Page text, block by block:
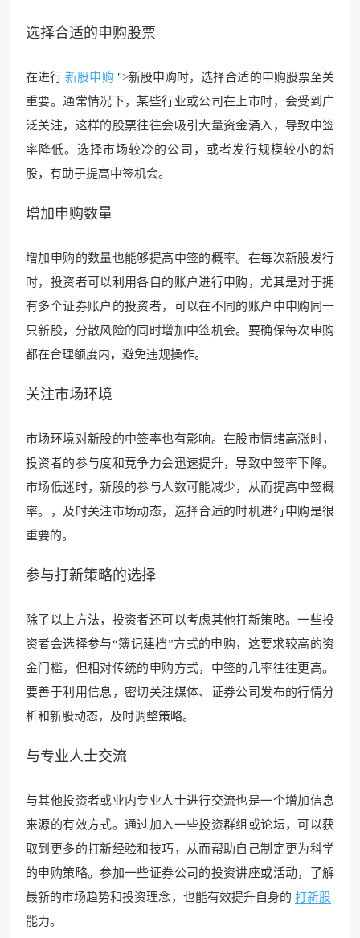
选择合适的申购股票
在进行 新股申购 ">新股申购时，选择合适的申购股票至关
重要。通常情况下，某些行业或公司在上市时，会受到广
泛关注，这样的股票往往会吸引大量资金涌入，导致中签
率降低。选择市场较冷的公司，或者发行规模较小的新
股，有助于提高中签机会。
增加申购数量
增加申购的数量也能够提高中签的概率。在每次新股发行
时，投资者可以利用各自的账户进行申购，尤其是对于拥
有多个证券账户的投资者，可以在不同的账户中申购同一
只新股，分散风险的同时增加中签机会。要确保每次申购
都在合理额度内，避免违规操作。
关注市场环境
市场环境对新股的中签率也有影响。在股市情绪高涨时，
投资者的参与度和竞争力会迅速提升，导致中签率下降。
市场低迷时，新股的参与人数可能减少，从而提高中签概
率。，及时关注市场动态，选择合适的时机进行申购是很
重要的。
参与打新策略的选择
除了以上方法，投资者还可以考虑其他打新策略。一些投
资者会选择参与“簿记建档”方式的申购，这要求较高的资
金门槛，但相对传统的申购方式，中签的几率往往更高。
要善于利用信息，密切关注媒体、证券公司发布的行情分
析和新股动态，及时调整策略。
与专业人士交流
与其他投资者或业内专业人士进行交流也是一个增加信息
来源的有效方式。通过加入一些投资群组或论坛，可以获
取到更多的打新经验和技巧，从而帮助自己制定更为科学
的申购策略。参加一些证券公司的投资讲座或活动，了解
最新的市场趋势和投资理念，也能有效提升自身的 打新股
能力。